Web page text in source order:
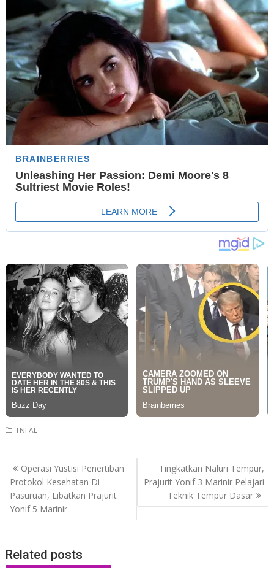
TNI AL
Post
navigation
Operasi Yustisi Penertiban
Protokol Kesehatan Di
Pasuruan, Libatkan Prajurit
Yonif 5 Marinir
Tingkatkan Naluri Tempur,
Prajurit Yonif 3 Marinir Pelajari
Teknik Tempur Dasar
Related posts